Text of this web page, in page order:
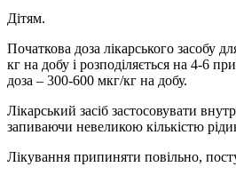
Дітям.
Початкова доза лікарського засобу
кг на добу і розподіляється на 4-6
доза – 300-600 мкг/кг на добу.
Лікарський засіб застосовувати
запиваючи невеликою кількістю
Лікування припиняти повільно,